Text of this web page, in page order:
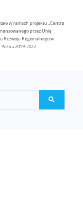
w ramach projektu „Centra
przez Unię
Rozwoju Regionalnego w
2019-2022.